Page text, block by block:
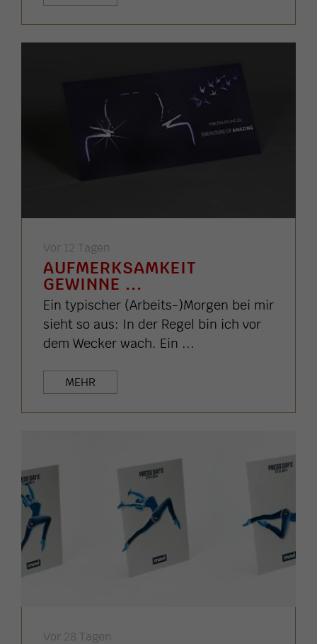
Vor 12 Tagen
AUFMERKSAMKEIT
GEWINNE ...
Ein typischer (Arbeits-)Morgen bei mir
sieht so aus: In der Regel bin ich vor
dem Wecker wach. Ein ...
MEHR
Vor 28 Tagen